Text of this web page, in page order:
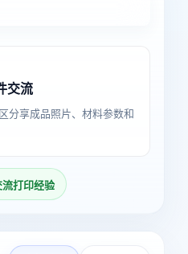
交流
分享成品照片、材料参数和
流打印经验